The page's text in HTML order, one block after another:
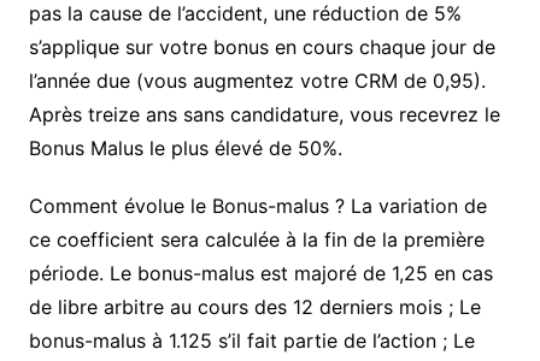
pas la cause de l’accident, une réduction de 5%
s’applique sur votre bonus en cours chaque jour de
l’année due (vous augmentez votre CRM de 0,95).
Après treize ans sans candidature, vous recevrez le
Bonus Malus le plus élevé de 50%.
Comment évolue le Bonus-malus ? La variation de
ce coefficient sera calculée à la fin de la première
période. Le bonus-malus est majoré de 1,25 en cas
de libre arbitre au cours des 12 derniers mois ; Le
bonus-malus à 1.125 s’il fait partie de l’action ; Le